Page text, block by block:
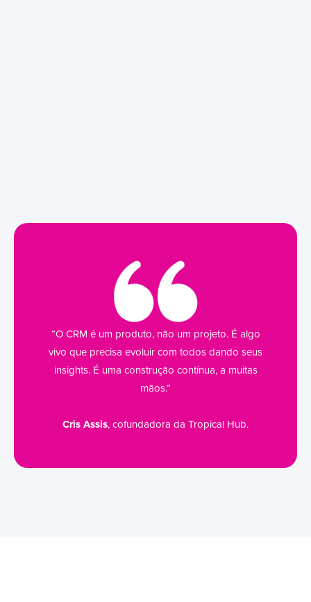
“O CRM é um produto, não um projeto. É algo
vivo que precisa evoluir com todos dando seus
insights. É uma construção contínua, a muitas
mãos.”
Cris Assis, cofundadora da Tropical Hub.